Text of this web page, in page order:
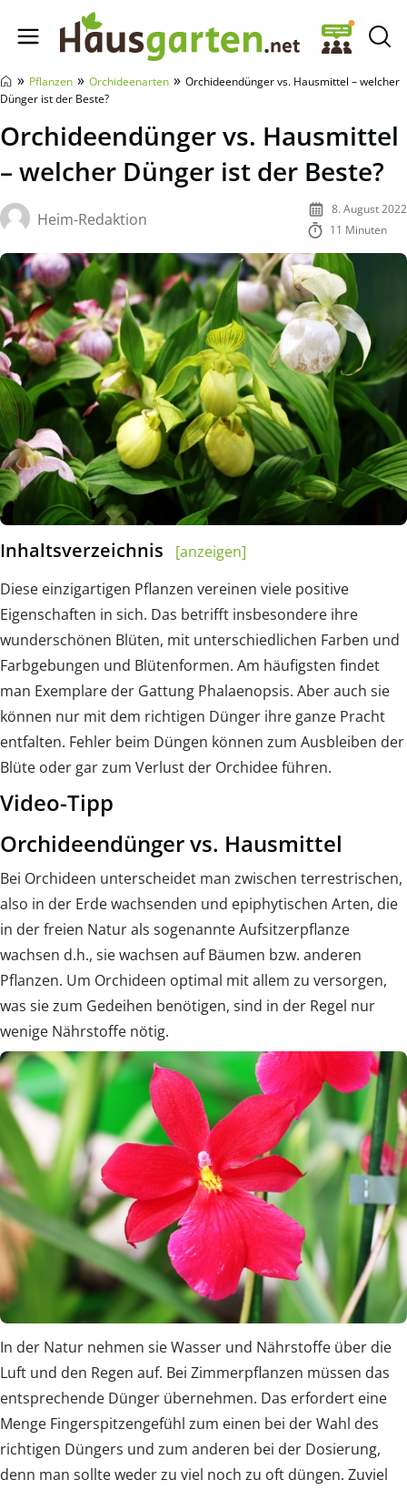
Hausgarten.net
» Pflanzen » Orchideenarten » Orchideendünger vs. Hausmittel – welcher
Dünger ist der Beste?
Orchideendünger vs. Hausmittel
– welcher Dünger ist der Beste?
Heim-Redaktion
8. August 2022
11 Minuten
Inhaltsverzeichnis
[anzeigen]
Diese einzigartigen Pflanzen vereinen viele positive
Eigenschaften in sich. Das betrifft insbesondere ihre
wunderschönen Blüten, mit unterschiedlichen Farben und
Farbgebungen und Blütenformen. Am häufigsten findet
man Exemplare der Gattung Phalaenopsis. Aber auch sie
können nur mit dem richtigen Dünger ihre ganze Pracht
entfalten. Fehler beim Düngen können zum Ausbleiben der
Blüte oder gar zum Verlust der Orchidee führen.
Video-Tipp
Orchideendünger vs. Hausmittel
Bei Orchideen unterscheidet man zwischen terrestrischen,
also in der Erde wachsenden und epiphytischen Arten, die
in der freien Natur als sogenannte Aufsitzerpflanze
wachsen d.h., sie wachsen auf Bäumen bzw. anderen
Pflanzen. Um Orchideen optimal mit allem zu versorgen,
was sie zum Gedeihen benötigen, sind in der Regel nur
wenige Nährstoffe nötig.
In der Natur nehmen sie Wasser und Nährstoffe über die
Luft und den Regen auf. Bei Zimmerpflanzen müssen das
entsprechende Dünger übernehmen. Das erfordert eine
Menge Fingerspitzengefühl zum einen bei der Wahl des
richtigen Düngers und zum anderen bei der Dosierung,
denn man sollte weder zu viel noch zu oft düngen. Zuviel